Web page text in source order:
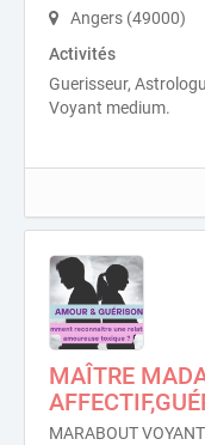
Angers (49000)
Activités
Guerisseur,
Voyant medium.
MAÎTRE
MARABOUT